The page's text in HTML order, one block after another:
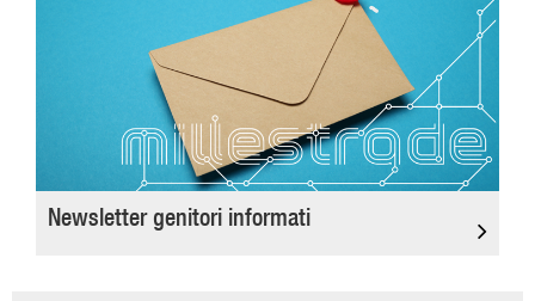
Newsletter genitori informati